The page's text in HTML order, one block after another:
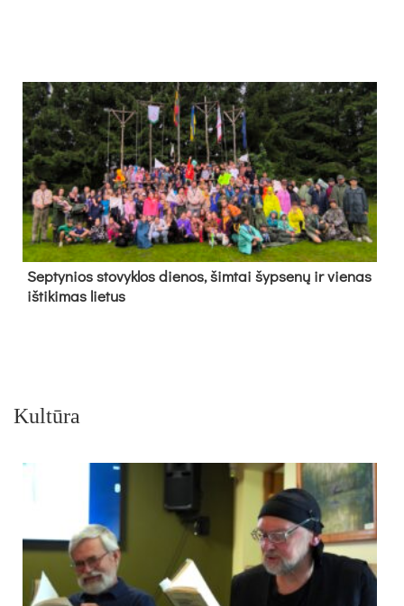
Sep­ty­nios sto­vyk­los die­nos, šim­tai šyp­se­nų ir vie­nas
iš­ti­ki­mas lie­tus
Kultūra